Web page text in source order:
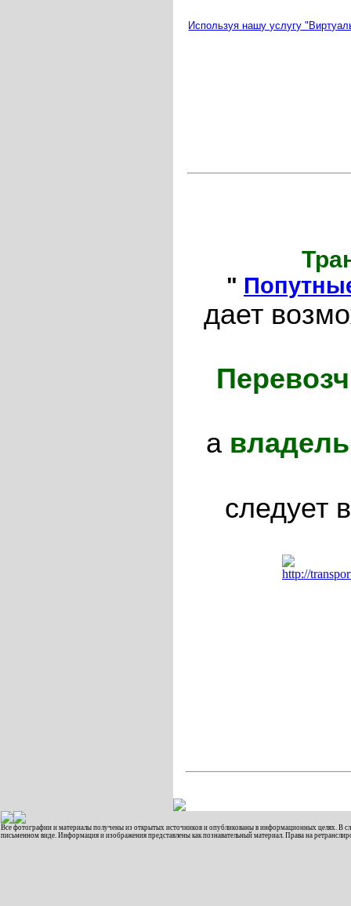
Используя нашу услугу
"
дает
а
следует
Все фотографии и материалы получены из открытых источников и опубликованы в информационных целях. В
письменном виде. Информация и изображения представлены как познавательный материал. Права на